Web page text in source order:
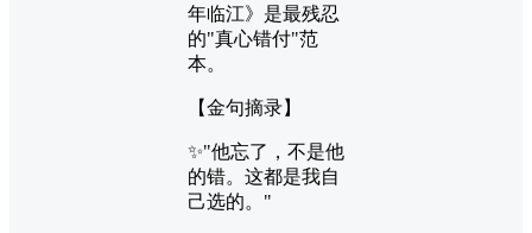
年临江》是最残忍
的"真心错付"范
本。
【金句摘录】
✨"他忘了，不是他
的错。这都是我自
己选的。"